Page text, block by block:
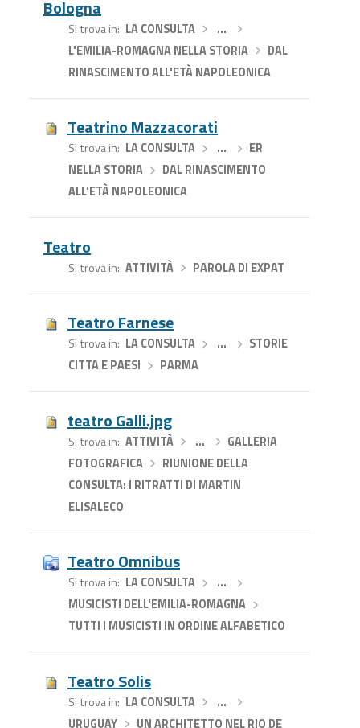
Bologna
Si trova in LA CONSULTA› …
L'EMILIA-ROMAGNA NELLA STORIA›
DAL
RINASCIMENTO ALL'ETÀ NAPOLEONICA
Teatrino Mazzacorati
Si trova in LA CONSULTA› …
ER
NELLA STORIA›
DAL RINASCIMENTO
ALL'ETÀ NAPOLEONICA
Teatro
Si trova in ATTIVITÀ› PAROLA DI EXPAT
Teatro Farnese
Si trova in LA CONSULTA› …
STORIE
CITTA E PAESI
PARMA
teatro Galli.jpg
Si trova in ATTIVITÀ› …
GALLERIA
FOTOGRAFICA›
RIUNIONE DELLA
CONSULTA: I RITRATTI DI MARTIN
ELISALECO
Teatro Omnibus
Si trova in LA CONSULTA› …
MUSICISTI DELL'EMILIA-ROMAGNA›
TUTTI I MUSICISTI IN ORDINE ALFABETICO
Teatro Solis
Si trova in LA CONSULTA› …
URUGUAY›
UN ARCHITETTO NEL RIO DE